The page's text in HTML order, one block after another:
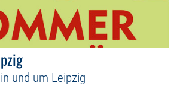
und um Leipzig